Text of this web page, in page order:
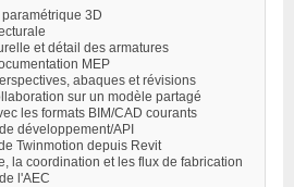
3D
et détail des armatures
MEP
abaques et révisions
sur un modèle partagé
les formats BIM/CAD courants
développement/API
Twinmotion depuis Revit
la coordination et les flux de fabrication
l'AEC